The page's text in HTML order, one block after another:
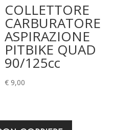
COLLETTORE
CARBURATORE
ASPIRAZIONE
PITBIKE QUAD
90/125cc
€ 9,00